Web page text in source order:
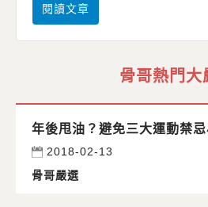
閱讀文章
骨哥熱門大
年後甩油？避免三大運動禁
2018-02-13
骨哥嚴選